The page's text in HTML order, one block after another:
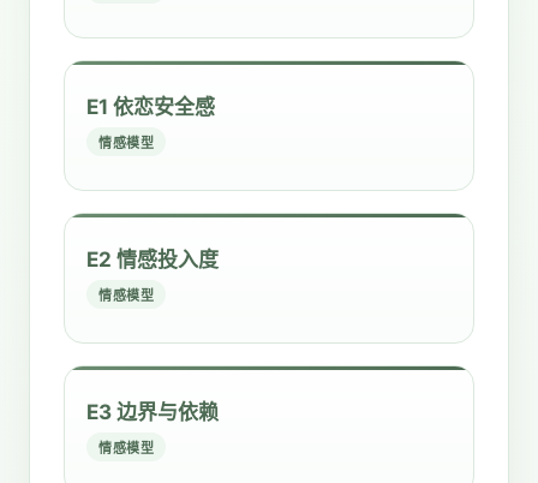
E1 依恋安全感
情感模型
E2 情感投入度
情感模型
E3 边界与依赖
情感模型